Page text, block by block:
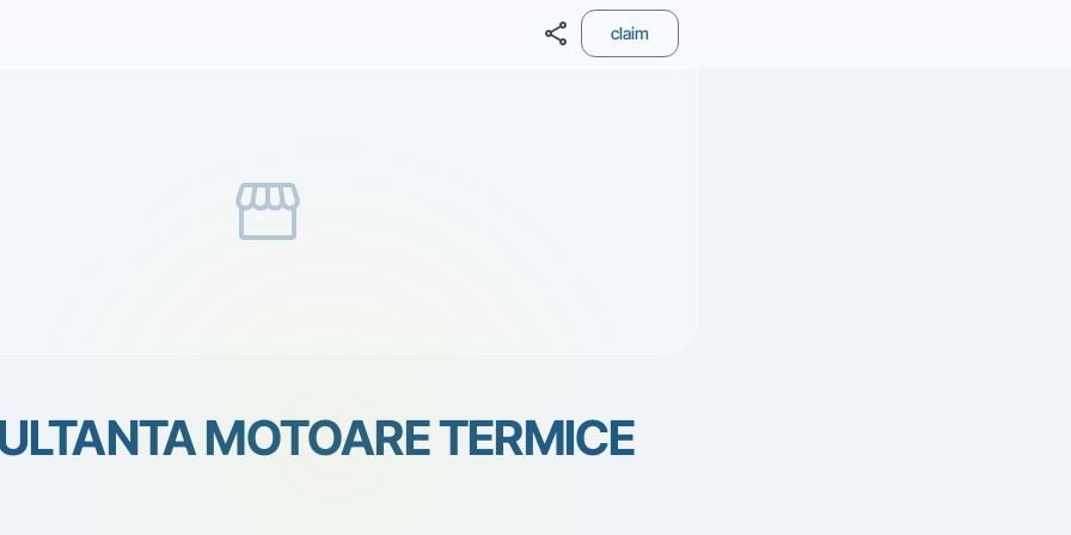
share claim
storefront
MOTOARE TERMICE